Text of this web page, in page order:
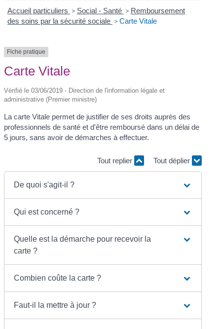
Accueil particuliers > Social - Santé > Remboursement
des soins par la sécurité sociale > Carte Vitale
Fiche pratique
Carte Vitale
Vérifié le 03/06/2019 - Direction de l'information légale et
administrative (Premier ministre)
La carte Vitale permet de justifier de ses droits auprès des
professionnels de santé et d'être remboursé dans un délai de
5 jours, sans avoir de démarches à effectuer.
Tout replier Tout déplier
De quoi s'agit-il ?
Qui est concerné ?
Quelle est la démarche pour recevoir la
carte ?
Combien coûte la carte ?
Faut-il la mettre à jour ?